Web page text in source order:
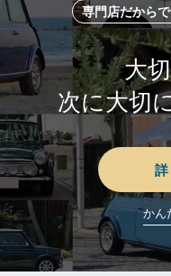
専門店だから
大
次に大切
詳
かん